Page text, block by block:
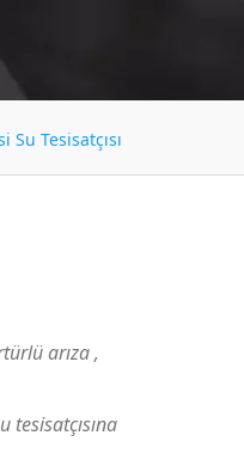
Tesisatçısı
arıza ,